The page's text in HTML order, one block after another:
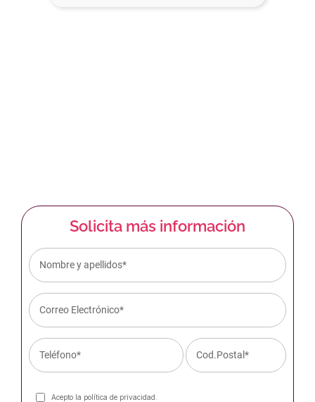
Solicita más información
Acepto la política de privacidad